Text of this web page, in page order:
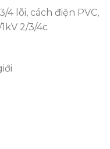
4 lõi, cách điện PVC,
2/3/4c